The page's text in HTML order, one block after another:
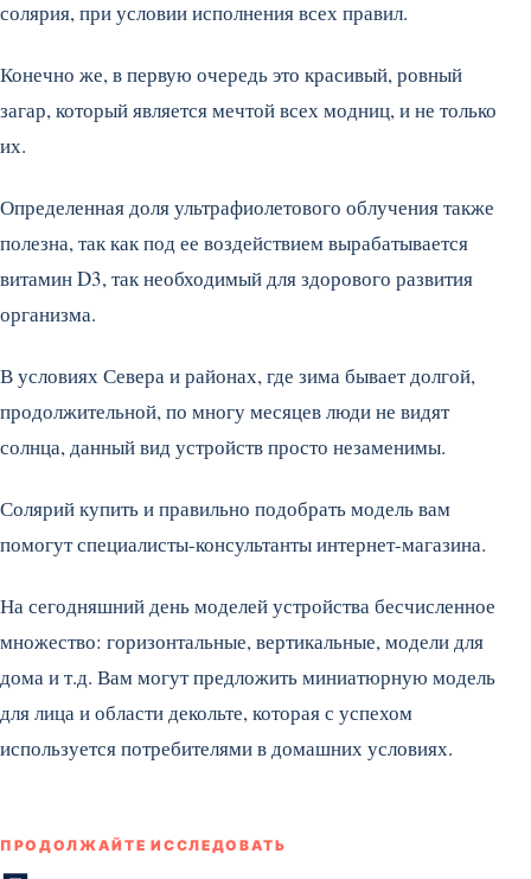
солярия, при условии исполнения всех правил.
Конечно же, в первую очередь это красивый, ровный
загар, который является мечтой всех модниц, и не только
их.
Определенная доля ультрафиолетового облучения также
полезна, так как под ее воздействием вырабатывается
витамин D3, так необходимый для здорового развития
организма.
В условиях Севера и районах, где зима бывает долгой,
продолжительной, по многу месяцев люди не видят
солнца, данный вид устройств просто незаменимы.
Солярий купить и правильно подобрать модель вам
помогут специалисты-консультанты интернет-магазина.
На сегодняшний день моделей устройства бесчисленное
множество: горизонтальные, вертикальные, модели для
дома и т.д. Вам могут предложить миниатюрную модель
для лица и области декольте, которая с успехом
используется потребителями в домашних условиях.
ПРОДОЛЖАЙТЕ ИССЛЕДОВАТЬ